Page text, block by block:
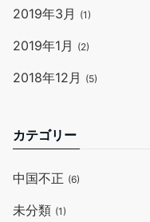
2019年3月 (1)
2019年1月 (2)
2018年12月 (5)
カテゴリー
中国不正 (6)
未分類 (1)